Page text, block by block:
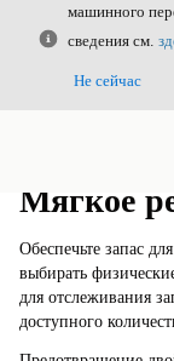
Закрыть
машинного
сведения см.
Не сейчас
Мягкое
Обеспечьте запас
выбирать
для отслеживания
доступного